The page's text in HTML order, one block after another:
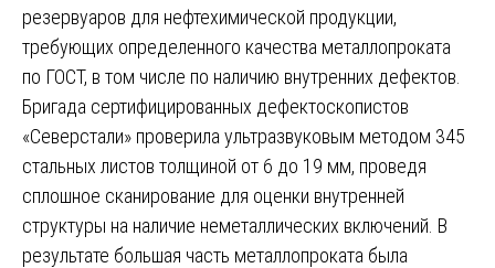
резервуаров для нефтехимической продукции,
требующих определенного качества металлопроката
по ГОСТ, в том числе по наличию внутренних дефектов.
Бригада сертифицированных дефектоскопистов
«Северстали» проверила ультразвуковым методом 345
стальных листов толщиной от 6 до 19 мм, проведя
сплошное сканирование для оценки внутренней
структуры на наличие неметаллических включений. В
результате большая часть металлопроката была